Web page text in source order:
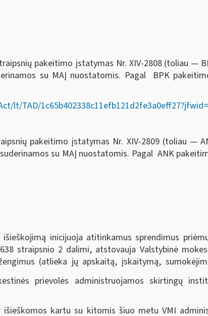
pakeitimo įstatymas Nr. XIV-2808 (toliau —
su MAĮ nuostatomis. Pagal BPK
lt/TAD/
pakeitimo įstatymas Nr. XIV-2809 (toliau —
su MAĮ nuostatomis. Pagal ANK
inicijuoja atitinkamus sprendimus
straipsnio 2 dalimi, atstovauja Valstybinė
(atlieka jų apskaitą, įskaitymą,
prievolės administruojamos skirtingų
kartu su kitomis šiuo metu VMI